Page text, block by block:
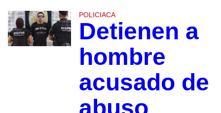
POLICIACA
Detienen a
hombre
acusado de